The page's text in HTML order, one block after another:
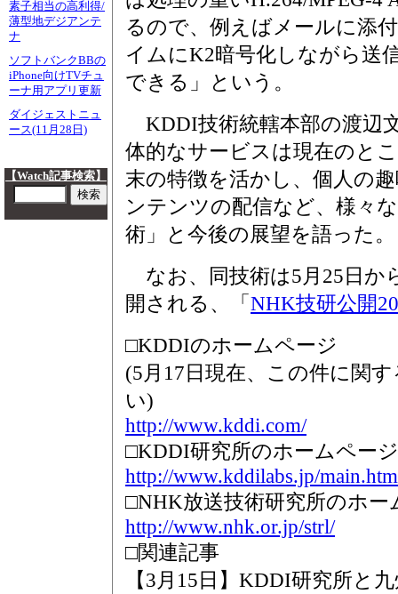
素子相当の高利得/
薄型地デジアンテ
ナ
ソフトバンクBBの
iPhone向けTVチュ
ーナ用アプリ更新
ダイジェストニュ
ース(11月28日)
【Watch記事検索】
るので、例えばメールに添
イムにK2暗号化しながら送
できる」という。
KDDI技術統轄本部の渡辺
体的なサービスは現在のと
末の特徴を活かし、個人の
ンテンツの配信など、様々
術」と今後の展望を語った。
なお、同技術は5月25日か
開される、「 NHK技研公開
□KDDIのホームページ
(5月17日現在、この件に関
い)
http://www.kddi.com/
□KDDI研究所のホームページ
http://www.kddilabs.jp/
□NHK放送技術研究所のホー
http://www.nhk.or.jp/strl/
□関連記事
【3月15日】KDDI研究所と